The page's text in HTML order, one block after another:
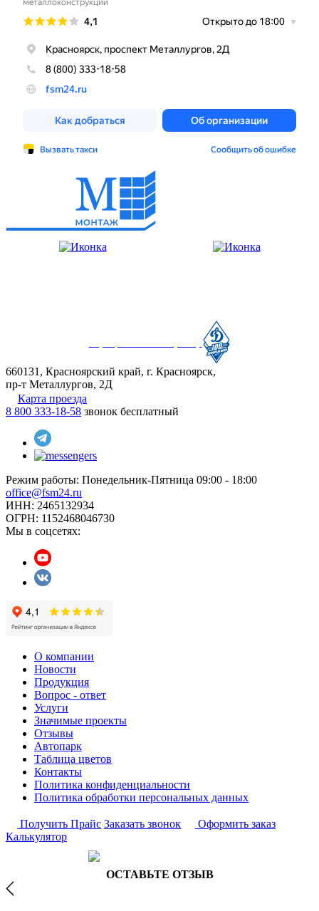
660131, Красноярский край, г. Красноярск,
пр-т Металлургов, 2Д
Карта проезда
8 800 333-18-58 звонок бесплатный
Режим работы: Понедельник-Пятница 09:00 - 18:00
office@fsm24.ru
ИНН: 2465132934
ОГРН: 1152468046730
Мы в соцсетях:
О компании
Новости
Продукция
Вопрос - ответ
Услуги
Значимые проекты
Отзывы
Автопарк
Таблица цветов
Контакты
Политика конфиденциальности
Политика обработки персональных данных
Получить Прайс Заказать звонок
Оформить заказ
Калькулятор
ОСТАВЬТЕ ОТЗЫВ